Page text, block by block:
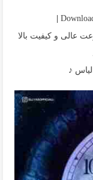
عالی و کیفیت بالا
♪